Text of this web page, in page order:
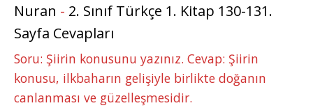
Nuran - 2. Sınıf Türkçe 1. Kitap 130-131.
Sayfa Cevapları
Soru: Şiirin konusunu yazınız. Cevap: Şiirin
konusu, ilkbaharın gelişiyle birlikte doğanın
canlanması ve güzelleşmesidir.